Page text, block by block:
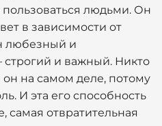
людьми. Он
в зависимости от
любезный и
строгий и важный. Никто
на самом деле, потому
И эта его способность
отвратительная